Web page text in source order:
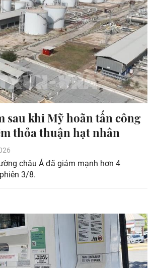
sau khi Mỹ hoãn tấn công
thỏa thuận hạt nhân
châu Á đã giảm mạnh hơn 4
3/8.